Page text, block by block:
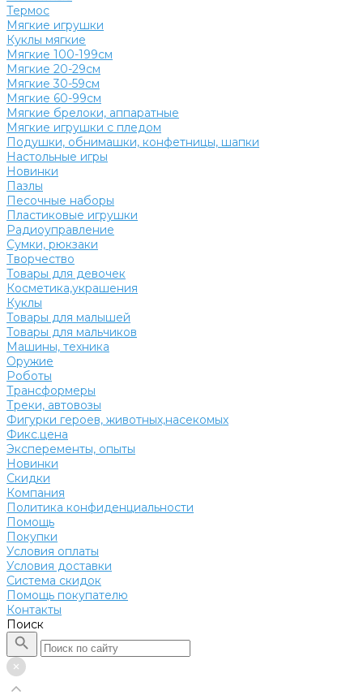
Термос
Мягкие игрушки
Куклы мягкие
Мягкие 100-199см
Мягкие 20-29см
Мягкие 30-59см
Мягкие 60-99см
Мягкие брелоки, аппаратные
Мягкие игрушки с пледом
Подушки, обнимашки, конфетницы, шапки
Настольные игры
Новинки
Пазлы
Песочные наборы
Пластиковые игрушки
Радиоуправление
Сумки, рюкзаки
Творчество
Товары для девочек
Косметика,украшения
Куклы
Товары для малышей
Товары для мальчиков
Машины, техника
Оружие
Роботы
Трансформеры
Треки, автовозы
Фигурки героев, животных,насекомых
Фикс.цена
Эксперементы, опыты
Новинки
Скидки
Компания
Политика конфиденциальности
Помощь
Покупки
Условия оплаты
Условия доставки
Система скидок
Помощь покупателю
Контакты
Поиск